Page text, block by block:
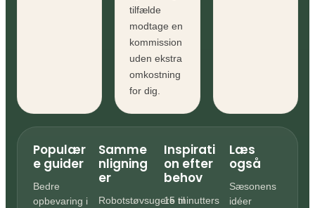
tilfælde
modtage en
kommission
uden ekstra
omkostning
for dig.
Populær
e guider
Bedre
opbevaring i
Samme
nligning
er
Robotstøvsugere til
Inspirati
on efter
behov
15 minutters
Læs
også
Sæsonens
idéer